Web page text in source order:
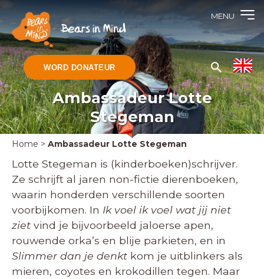
MENU
WORD DONATEUR
Ambassadeur Lotte
Stegeman
Home > Ambassadeur Lotte Stegeman
Lotte Stegeman is (kinderboeken)schrijver.
Ze schrijft al jaren non-fictie dierenboeken,
waarin honderden verschillende soorten
voorbijkomen. In Ik voel ik voel wat jij niet
ziet vind je bijvoorbeeld jaloerse apen,
rouwende orka’s en blije parkieten, en in
Slimmer dan je denkt kom je uitblinkers als
mieren, coyotes en krokodillen tegen. Maar